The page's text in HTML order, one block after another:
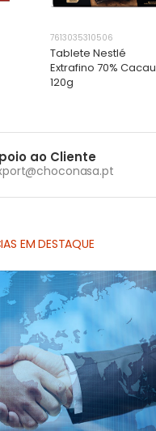
7613035310506
Tablete Nestlé
Extrafino 70% Cacau
120g
ADICIONAR
ADICIONAR
ADICIONAR
ADICIONAR
ao Cliente
EM DESTAQUE